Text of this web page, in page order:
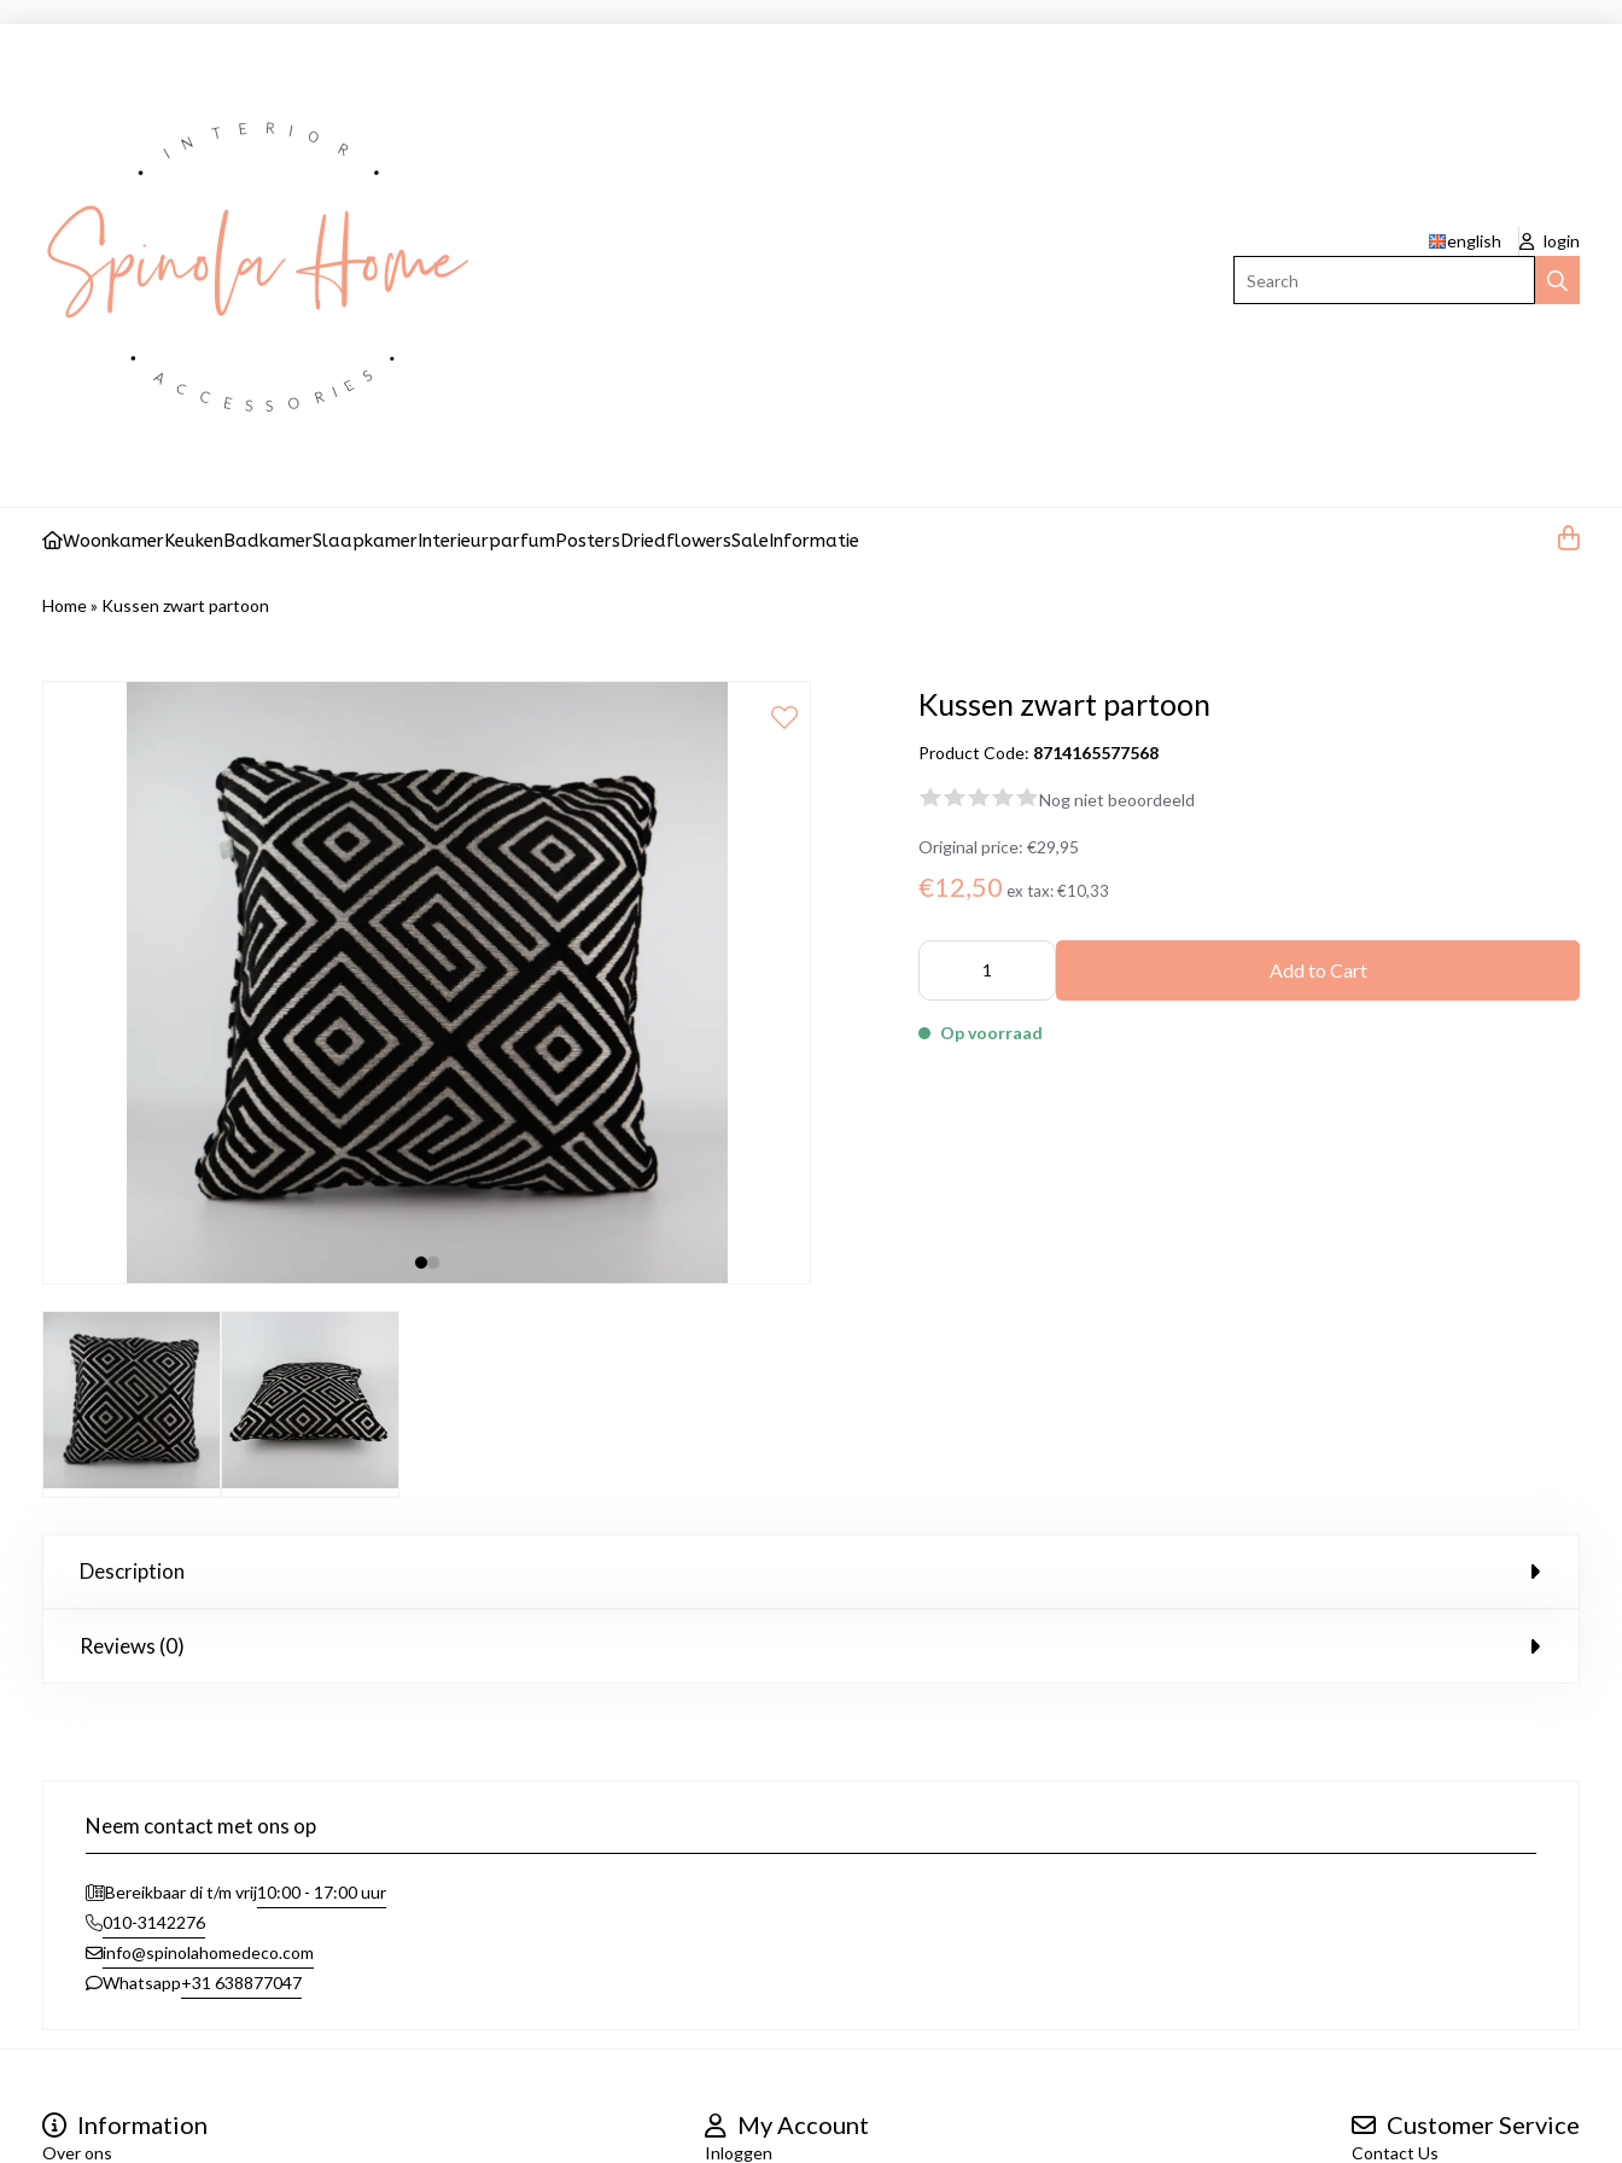
english
login
WoonkamerKeukenBadkamerSlaapkamerInterieurparfumPostersDriedflowersSaleInformatie
Home» Kussen zwart partoon
Kussen zwart partoon
Product Code: 8714165577568
Nog niet beoordeeld
Original price:€29,95
€12,50 ex tax:€10,33
Add to Cart
Op voorraad
Description
Reviews (0)
Neem contact met ons op
Bereikbaar di t/m vrij10:00 - 17:00 uur
010-3142276
info@spinolahomedeco.com
Whatsapp+31 638877047
Information
Over ons
My Account
Inloggen
Customer Service
Contact Us